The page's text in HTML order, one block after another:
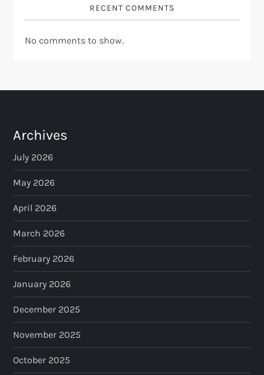
RECENT COMMENTS
No comments to show.
Archives
July 2026
May 2026
April 2026
March 2026
February 2026
January 2026
December 2025
November 2025
October 2025